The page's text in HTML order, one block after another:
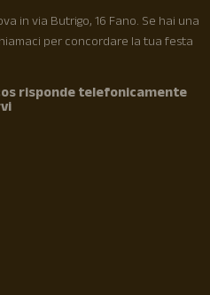
in via Butrigo, 16 Fano. Se hai una
per concordare la tua festa
risponde telefonicamente